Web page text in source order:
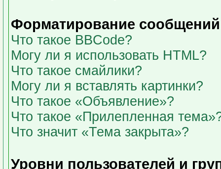
Форматирование
Что такое BBCode?
Могу ли я использовать HTML?
Что такое смайлики?
Могу ли я вставлять картинки?
Что такое «Объявление»?
Что такое «Прилепленная
Что значит «Тема закрыта»?
Уровни пользователей и